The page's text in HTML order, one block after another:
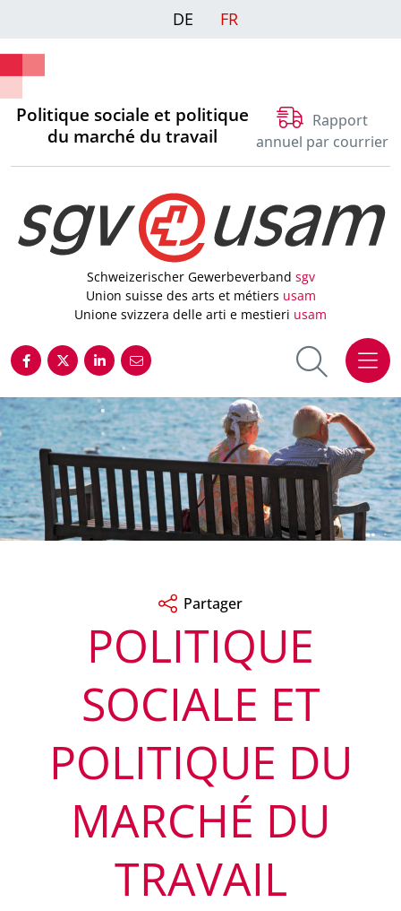
DE FR
Politique sociale et politique
du marché du travail
Rapport
annuel par courrier
Schweizerischer Gewerbeverband sgv
Union suisse des arts et métiers usam
Unione svizzera delle arti e mestieri usam
Partager
POLITIQUE
SOCIALE ET
POLITIQUE DU
MARCHÉ DU
TRAVAIL